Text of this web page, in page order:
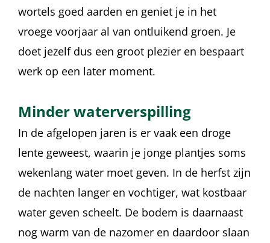
wortels goed aarden en geniet je in het
vroege voorjaar al van ontluikend groen. Je
doet jezelf dus een groot plezier en bespaart
werk op een later moment.
Minder waterverspilling
In de afgelopen jaren is er vaak een droge
lente geweest, waarin je jonge plantjes soms
wekenlang water moet geven. In de herfst zijn
de nachten langer en vochtiger, wat kostbaar
water geven scheelt. De bodem is daarnaast
nog warm van de nazomer en daardoor slaan